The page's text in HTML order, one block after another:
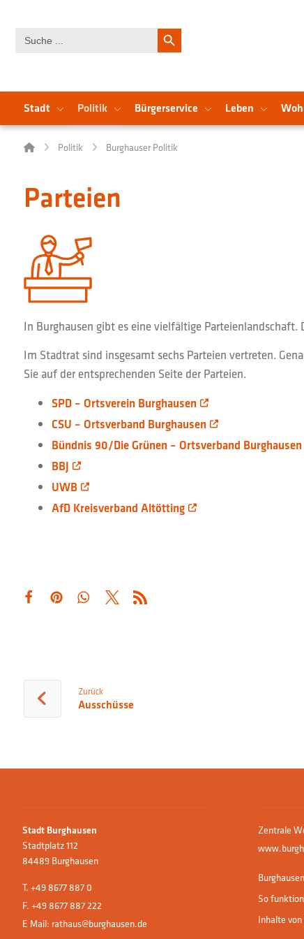
for:
Search Button
Stadt Politik Bürgerservice Leben
Politik Burghauser Politik
Parteien
In Burghausen gibt es eine vielfältige
Im Stadtrat sind insgesamt sechs Parteien vertreten.
Sie auf der entsprechenden Seite der Parteien.
SPD – Ortsverein Burghausen
CSU – Ortsverband Burghausen
Bündnis 90/Die Grünen – Ortsverband Burghausen
BBJ
UWB
AfD Kreisverband Altötting
Zurück
Ausschüsse
Stadt Burghausen
Stadtplatz 112
84489 Burghausen
T. +49 8677 887 0
F. +49 8677 887 222
E Mail: rathaus@burghausen.de
Zentrale
So
Inhalte